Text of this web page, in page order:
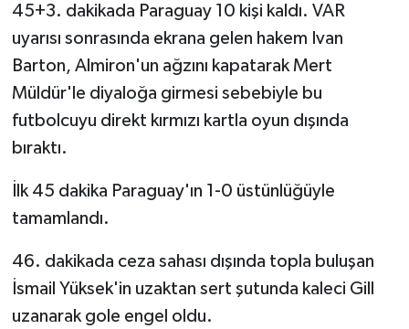
45+3. dakikada Paraguay 10 kişi kaldı. VAR
uyarısı sonrasında ekrana gelen hakem Ivan
Barton, Almiron'un ağzını kapatarak Mert
Müldür'le diyaloğa girmesi sebebiyle bu
futbolcuyu direkt kırmızı kartla oyun dışında
bıraktı.
İlk 45 dakika Paraguay'ın 1-0 üstünlüğüyle
tamamlandı.
46. dakikada ceza sahası dışında topla buluşan
İsmail Yüksek'in uzaktan sert şutunda kaleci Gill
uzanarak gole engel oldu.